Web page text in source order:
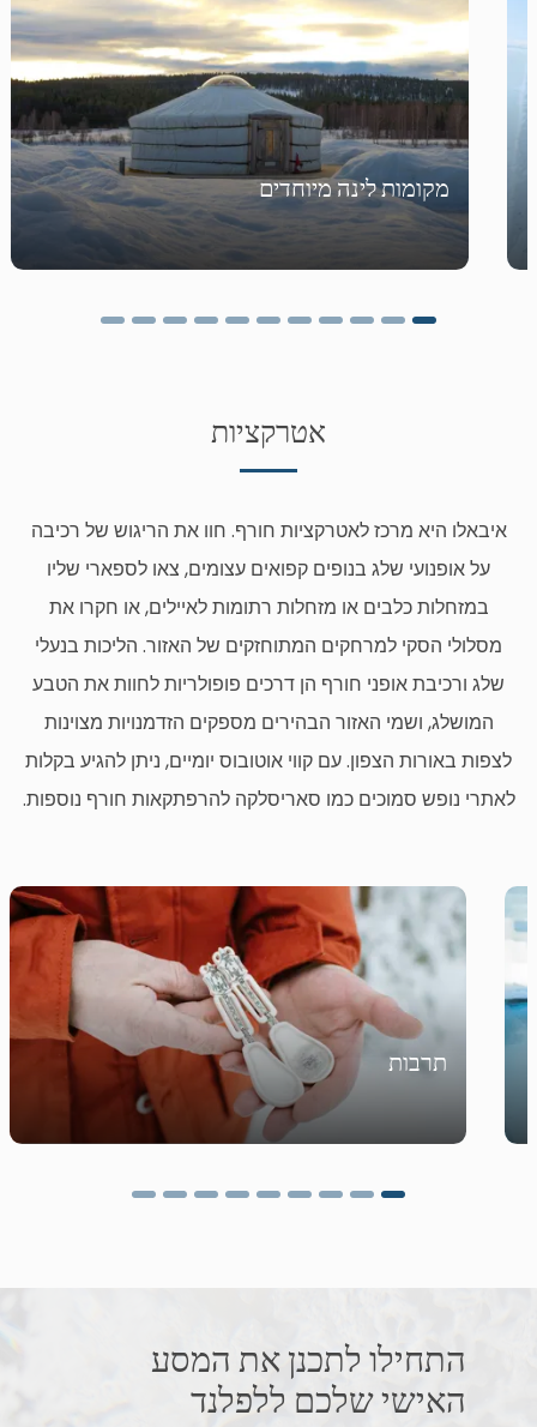
מקומות לינה מיוחדים
אטרקציות
איבאלו היא מרכז לאטרקציות חורף. חוו את הריגוש של רכיבה
על אופנועי שלג בנופים קפואים עצומים, צאו לספארי שליו
במזחלות כלבים או מזחלות רתומות לאיילים, או חקרו את
מסלולי הסקי למרחקים המתוחזקים של האזור. הליכות בנעלי
שלג ורכיבת אופני חורף הן דרכים פופולריות לחוות את הטבע
המושלג, ושמי האזור הבהירים מספקים הזדמנויות מצוינות
לצפות באורות הצפון. עם קווי אוטובוס יומיים, ניתן להגיע בקלות
לאתרי נופש סמוכים כמו סאריסלקה להרפתקאות חורף נוספות.
תרבות
התחילו לתכנן את המסע
האישי שלכם ללפלנד